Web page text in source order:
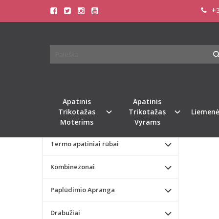
Apatinis
Trikotažas
Moterims
Apatinis
Trikotažas
Vyrams
Valentino dienos dovana
Liemenėlės
Termo apatiniai rūbai
Kombinezonai
Paplūdimio Apranga
Drabužiai